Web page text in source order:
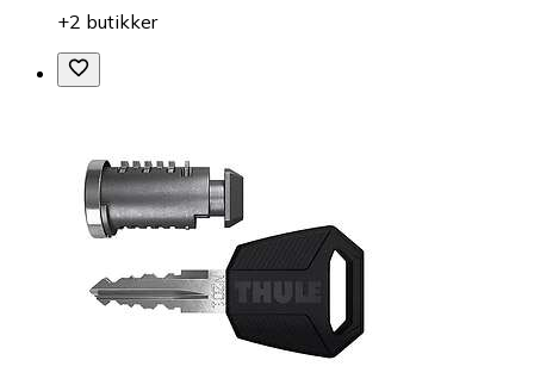
+2 butikker